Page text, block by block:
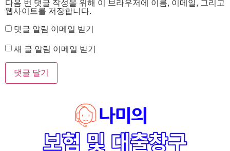
다음 번 댓글 작성을 위해 이 브라우저에 이름, 이메일, 그리고
웹사이트를 저장합니다.
댓글 알림 이메일 받기
새 글 알림 이메일 받기